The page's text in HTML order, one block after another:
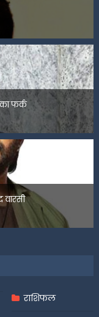
फर्क
वारसी
राशिफल